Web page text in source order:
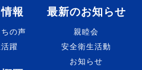
報
の声
躍
最新のお知らせ
親睦会
安全衛生活動
お知らせ